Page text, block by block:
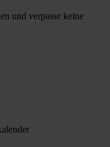
und verpasse keine